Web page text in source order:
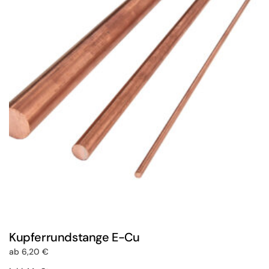
Die
Optionen
können
auf
Produktseite
gewählt
werden
Kupferrundstange E-Cu
ab 6,20 €